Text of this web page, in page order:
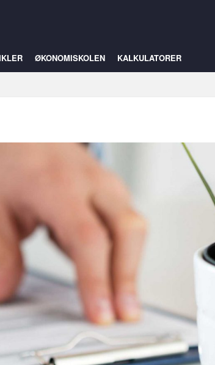
ØKONOMISKOLEN KALKULATORER